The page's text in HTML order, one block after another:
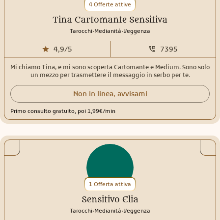
4 Offerte attive
Tina Cartomante Sensitiva
Tarocchi.Medianità.Veggenza
4,9/5 7395
Mi chiamo Tina, e mi sono scoperta Cartomante e Medium. Sono solo
un mezzo per trasmettere il messaggio in serbo per te.
Non in linea, avvisami
Primo consulto gratuito, poi 1,99€/min
1 Offerta attiva
Sensitivo Elia
Tarocchi.Medianità.Veggenza